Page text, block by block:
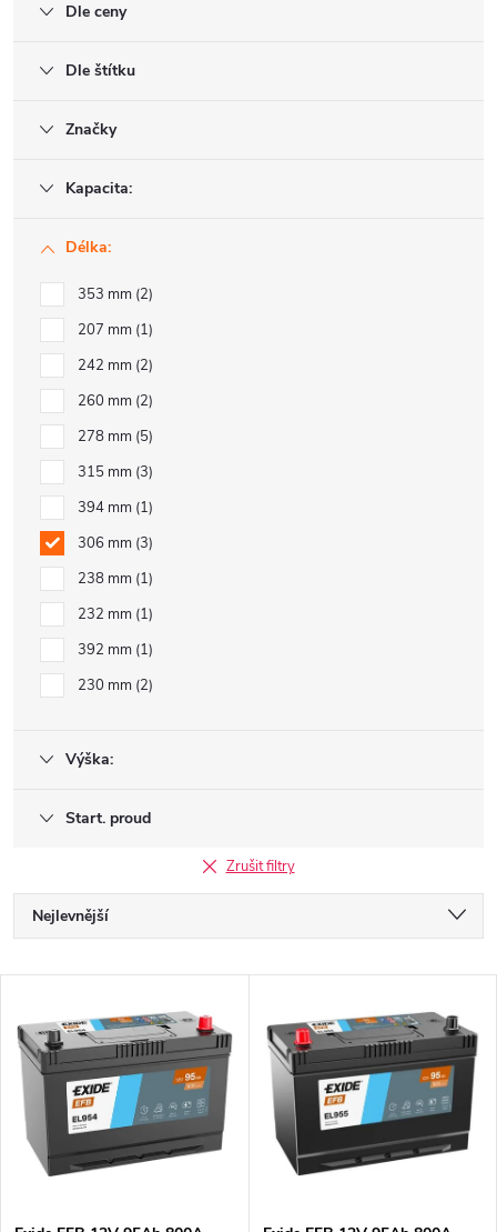
Dle ceny
Dle štítku
Značky
Kapacita:
Délka:
353 mm 2
207 mm 1
242 mm 2
260 mm 2
278 mm 5
315 mm 3
394 mm 1
306 mm 3
238 mm 1
232 mm 1
392 mm 1
230 mm 2
Výška:
Start. proud
Zrušit filtry
Ř
a
z
e
n
Nejlevnější
Abecedně
ý
p